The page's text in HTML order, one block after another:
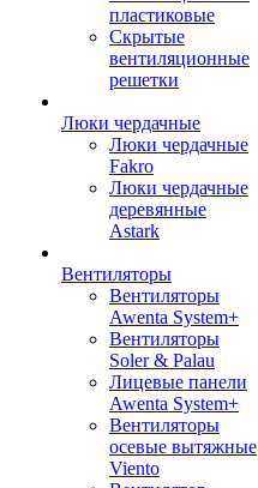
пластиковые
Скрытые
вентиляционные
решетки
Люки чердачные
Люки чердачные
Fakro
Люки чердачные
деревянные
Astark
Вентиляторы
Вентиляторы
Awenta System+
Вентиляторы
Soler & Palau
Лицевые панели
Awenta System+
Вентиляторы
осевые вытяжные
Viento